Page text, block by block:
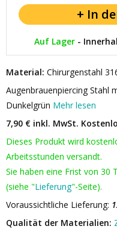
Auf Lager-
Material: Chirurgenstahl
Augenbrauenpiercing Stahl
Dunkelgrün Mehr lesen
7,90 € inkl. MwSt.
Dieses Produkt wird
Arbeitsstunden versandt.
Sie haben eine Frist von 30
(siehe "Lieferung"-Seite).
Voraussichtliche Lieferung:
Qualität der Materialien: